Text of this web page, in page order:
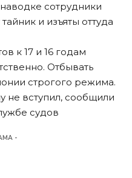
сотрудники
и изъяты оттуда
к 17 и 16 годам
Отбывать
строгого режима.
не вступил, сообщили
судов
-